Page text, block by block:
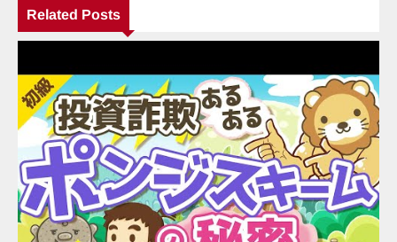
シ
ョ
ン
Related Posts